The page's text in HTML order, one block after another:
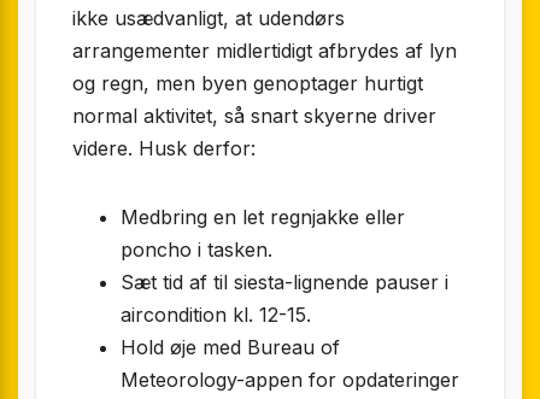
ikke usædvanligt, at udendørs
arrangementer midlertidigt afbrydes af lyn
og regn, men byen genoptager hurtigt
normal aktivitet, så snart skyerne driver
videre. Husk derfor:
Medbring en let regnjakke eller
poncho i tasken.
Sæt tid af til siesta-lignende pauser i
aircondition kl. 12-15.
Hold øje med Bureau of
Meteorology-appen for opdateringer